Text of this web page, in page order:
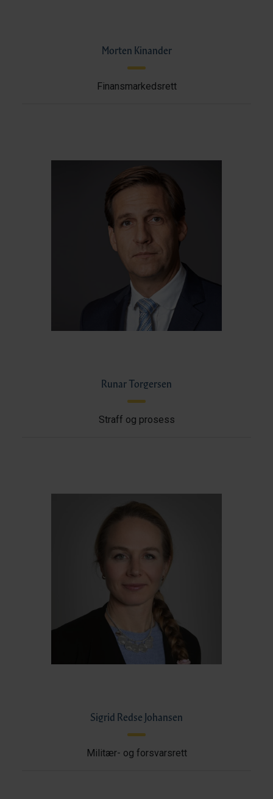
Morten Kinander
Finansmarkedsrett
Runar Torgersen
Straff og prosess
Sigrid Redse Johansen
Militær- og forsvarsrett